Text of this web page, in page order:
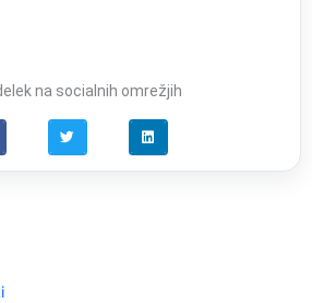
na socialnih omrežjih